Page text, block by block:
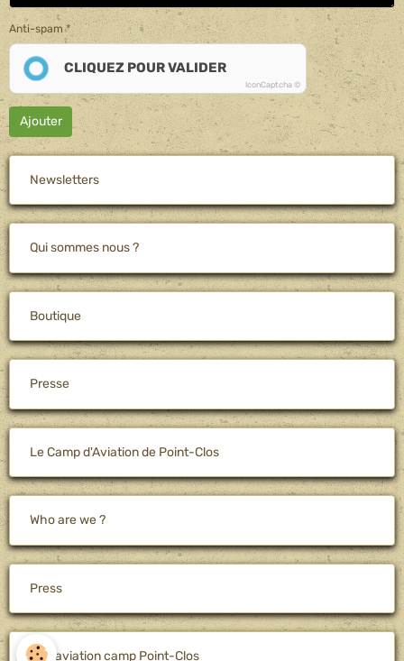
Anti-spam
CLIQUEZ POUR VALIDER
IconCaptcha ©
Ajouter
Newsletters
Qui sommes nous ?
Boutique
Presse
Le Camp d'Aviation de Point-Clos
Who are we ?
Press
The aviation camp Point-Clos